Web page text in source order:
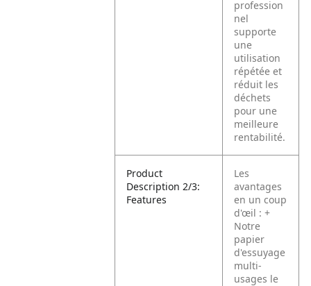
profession
nel
supporte
une
utilisation
répétée et
réduit les
déchets
pour une
meilleure
rentabilité.
Product
Description 2/3:
Features
Les
avantages
en un coup
d'œil : +
Notre
papier
d'essuyage
multi-
usages le